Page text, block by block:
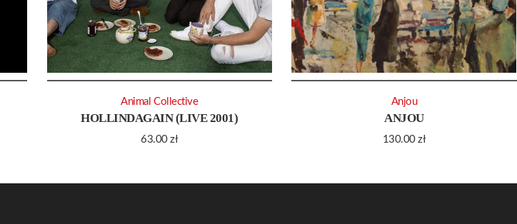
HOLLINDAGAIN (LIVE 2001)
63.00zł
Animal Collective
ANJOU
130.00zł
Anjou